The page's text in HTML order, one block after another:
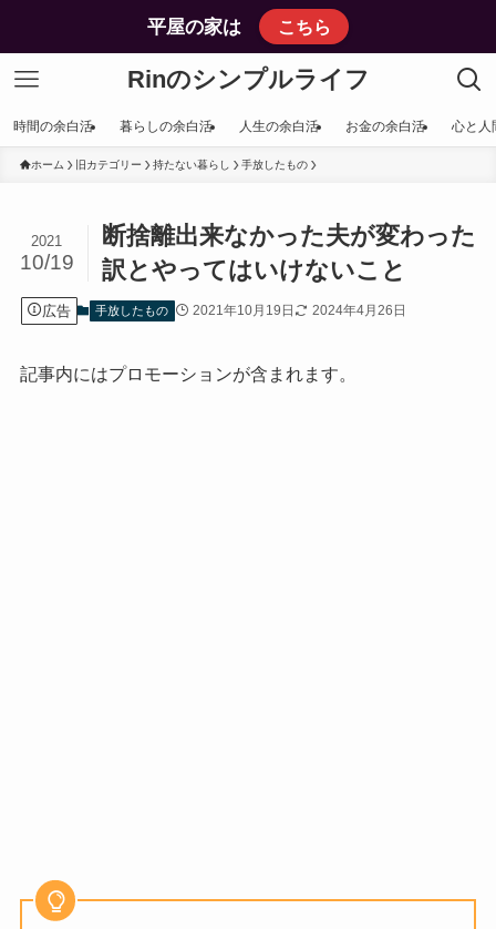
平屋の家は こちら
Rinのシンプルライフ
時間の余白活 暮らしの余白活 人生の余白活 お金の余白活 心と人
ホーム 旧カテゴリー 持たない暮らし 手放したもの
断捨離出来なかった夫が変わった
訳とやってはいけないこと
2021
10/19
広告 手放したもの 2021年10月19日 2024年4月26日
記事内にはプロモーションが含まれます。